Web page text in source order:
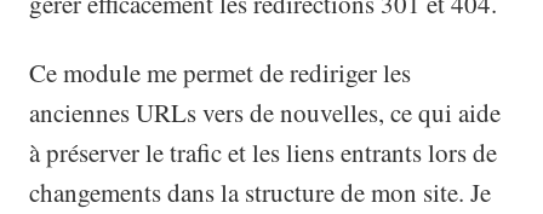
Ce module me permet de rediriger les
anciennes URLs vers de nouvelles, ce qui aide
à préserver le trafic et les liens entrants lors de
changements dans la structure de mon site. Je